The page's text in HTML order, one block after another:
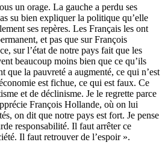
un orage. La gauche a perdu ses
su bien expliquer la politique qu’elle
ses repères. Les Français les ont
et pas que sur François
sur l’état de notre pays fait que les
beaucoup moins bien que ce qu’ils
que la pauvreté a augmenté, ce qui n’est
est fichue, ce qui est faux. Ce
et de déclinisme. Je le regrette parce
François Hollande, où on lui
on dit que notre pays est fort. Je pense
responsabilité. Il faut arrêter ce
Il faut retrouver de l’espoir ».